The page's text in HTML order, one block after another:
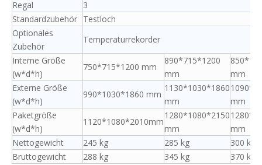
Regal
3
Standardzubehör Testloch
Optionales
Zubehör
Temperaturrekorder
Interne Größe
(w*d*h)
750*715*1200 mm
890*715*1200
mm
mm
Externe Größe
(w*d*h)
990*1030*1860 mm
1130*1030*1860
mm
mm
Paketgröße
(w*d*h)
1120*1080*2010mm
1280*1080*2150
mm
mm
Nettogewicht
245 kg 285 kg
300 kg
Bruttogewicht
288 kg 345 kg 370 kg